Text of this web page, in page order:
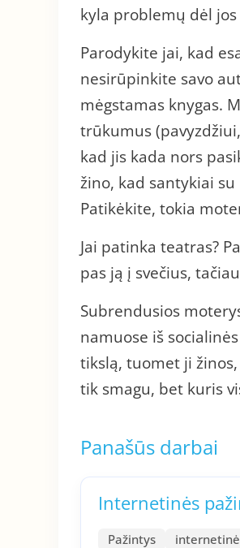
kyla problemų dėl
Parodykite jai, kad
nesirūpinkite savo
mėgstamas knygas.
trūkumus
kad jis kada nors
žino, kad santykiai
Patikėkite, tokia
Jai patinka teatras?
pas ją į svečius,
Subrendusios
namuose iš
tikslą, tuomet ji
tik smagu, bet kuris
Panašūs darbai
Internetinės
Pažintys